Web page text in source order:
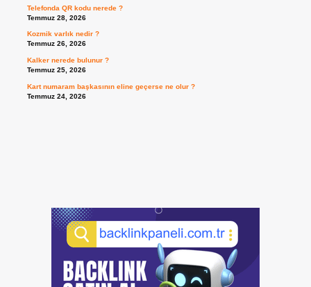
Telefonda QR kodu nerede ?
Temmuz 28, 2026
Kozmik varlık nedir ?
Temmuz 26, 2026
Kalker nerede bulunur ?
Temmuz 25, 2026
Kart numaram başkasının eline geçerse ne olur ?
Temmuz 24, 2026